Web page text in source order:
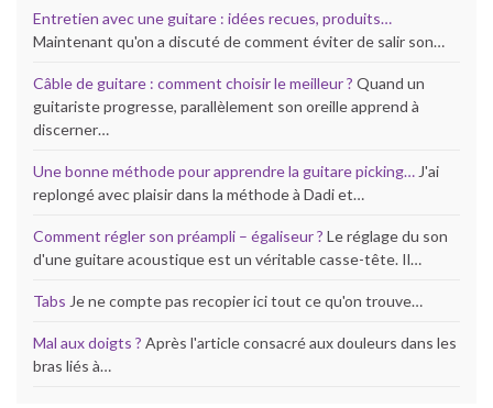
Entretien avec une guitare : idées recues, produits…
Maintenant qu'on a discuté de comment éviter de salir son…
Câble de guitare : comment choisir le meilleur ? Quand un
guitariste progresse, parallèlement son oreille apprend à
discerner…
Une bonne méthode pour apprendre la guitare picking… J'ai
replongé avec plaisir dans la méthode à Dadi et…
Comment régler son préampli – égaliseur ? Le réglage du son
d'une guitare acoustique est un véritable casse-tête. Il…
Tabs Je ne compte pas recopier ici tout ce qu'on trouve…
Mal aux doigts ? Après l'article consacré aux douleurs dans les
bras liés à…